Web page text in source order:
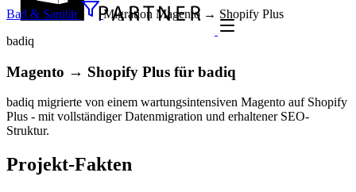
Bad & Sanitär
Migration Magento → Shopify Plus
badiq
Magento → Shopify Plus für badiq
badiq migrierte von einem wartungsintensiven Magento auf Shopify
Plus - mit vollständiger Datenmigration und erhaltener SEO-
Struktur.
Projekt-Fakten